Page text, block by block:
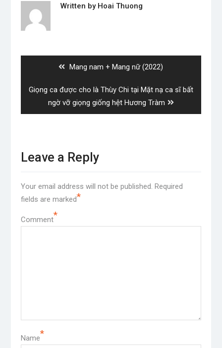
Written by Hoai Thuong
Previous
Mang nam + Mang nữ (2022)
Next
Giọng ca được cho là Thùy Chi tại Mặt nạ ca sĩ bất
ngờ vỡ giọng giống hệt Hương Tràm
Leave a Reply
Your email address will not be published. Required
fields are marked*
Comment*
Name*